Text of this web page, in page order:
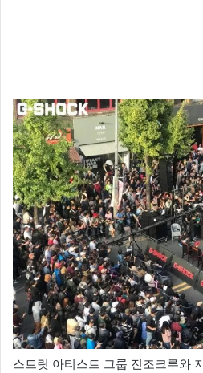
스트릿 아티스트 그룹 진조크루와